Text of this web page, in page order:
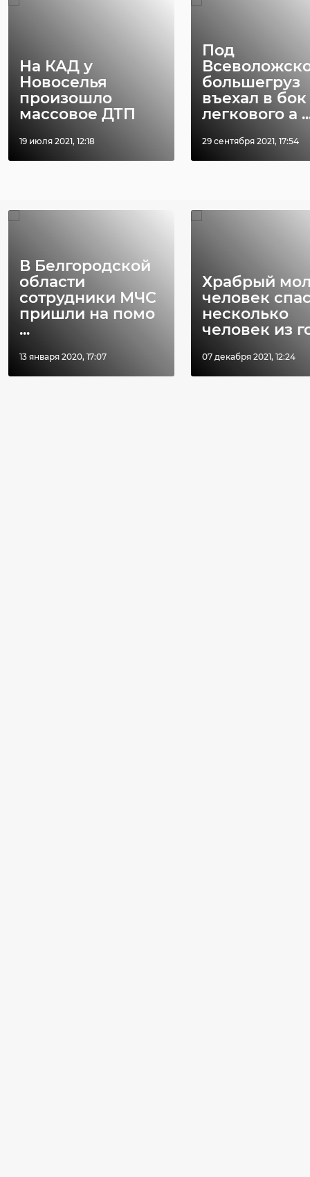
На КАД у
Новоселья
произошло
массовое ДТП
19 июля 2021, 12:18
Под
большегруз
въехал в бок
легкового а
29 сентября 2021, 17:54
В Белгородской
области
сотрудники МЧС
пришли на помо
...
13 января 2020, 17:07
Храбрый
человек
несколько
человек из
07 декабря 2021, 12:24